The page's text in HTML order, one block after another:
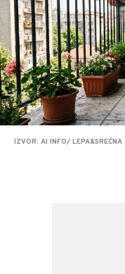
IZVOR: AI INFO/ LEPA&SREĆNA